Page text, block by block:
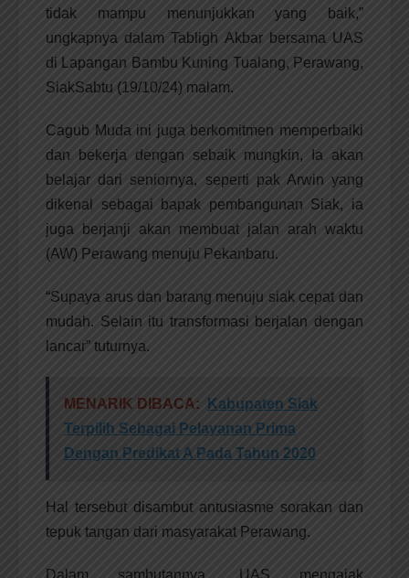
tidak mampu menunjukkan yang baik,”
ungkapnya dalam Tabligh Akbar bersama UAS
di Lapangan Bambu Kuning Tualang, Perawang,
SiakSabtu (19/10/24) malam.
Cagub Muda ini juga berkomitmen memperbaiki
dan bekerja dengan sebaik mungkin, Ia akan
belajar dari seniornya, seperti pak Arwin yang
dikenal sebagai bapak pembangunan Siak, ia
juga berjanji akan membuat jalan arah waktu
(AW) Perawang menuju Pekanbaru.
“Supaya arus dan barang menuju siak cepat dan
mudah. Selain itu transformasi berjalan dengan
lancar” tuturnya.
MENARIK DIBACA:
Kabupaten Siak
Terpilih Sebagai Pelayanan Prima
Dengan Predikat A Pada Tahun 2020
Hal tersebut disambut antusiasme sorakan dan
tepuk tangan dari masyarakat Perawang.